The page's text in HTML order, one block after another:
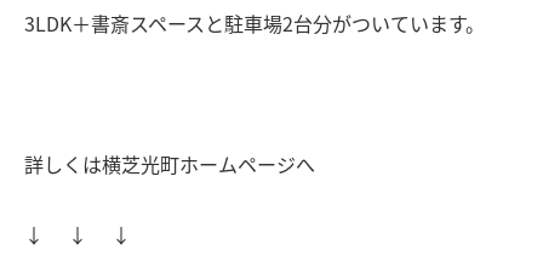
3LDK＋書斎スペースと駐車場2台分がついています。
詳しくは横芝光町ホームページへ
↓ ↓ ↓